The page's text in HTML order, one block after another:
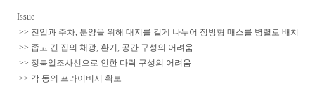
Issue
>> 진입과 주차, 분양을 위해 대지를 길게 나누어 장방형 매스를 병렬로 배치
>> 좁고 긴 집의 채광, 환기, 공간 구성의 어려움
>> 정북일조사선으로 인한 다락 구성의 어려움
>> 각 동의 프라이버시 확보